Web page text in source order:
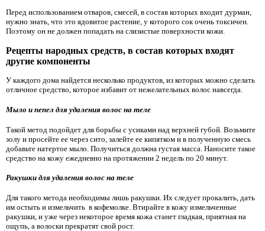
Перед использованием отваров, смесей, в состав которых входит дурман,
нужно знать, что это ядовитое растение, у которого сок очень токсичен.
Поэтому он не должен попадать на слизистые поверхности кожи.
Рецепты народных средств, в состав которых входят
другие компоненты
У каждого дома найдется несколько продуктов, из которых можно сделать
отличное средство, которое избавит от нежелательных волос навсегда.
Мыло и пепел для удаления волос на теле
Такой метод подойдет для борьбы с усиками над верхней губой. Возьмите
золу и просейте ее через сито, залейте ее кипятком и в полученную смесь
добавьте натертое мыло. Получиться должна густая масса. Наносите такое
средство на кожу ежедневно на протяжении 2 недель по 20 минут.
Ракушки для удаления волос на теле
Для такого метода необходимы лишь ракушки. Их следует прокалить, дать
им остыть и измельчить в кофемолке. Втирайте в кожу измельченные
ракушки, и уже через некоторое время кожа станет гладкая, приятная на
ощупь, а волоски прекратят свой рост.